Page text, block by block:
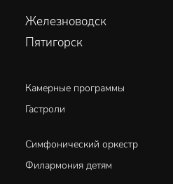
Железноводск
Пятигорск
Камерные программы
Гастроли
Симфонический оркестр
Филармония детям